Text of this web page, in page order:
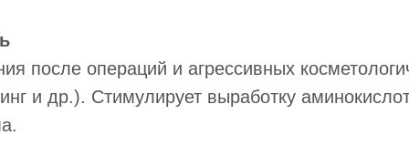
после операций и агрессивных
и др.). Стимулирует выработку